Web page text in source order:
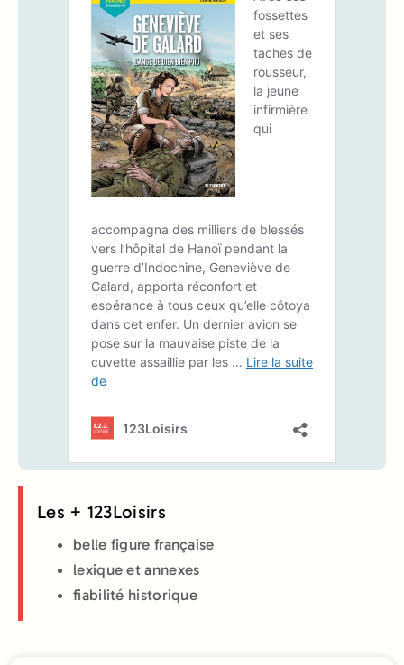
Les + 123Loisirs
belle figure française
lexique et annexes
fiabilité historique